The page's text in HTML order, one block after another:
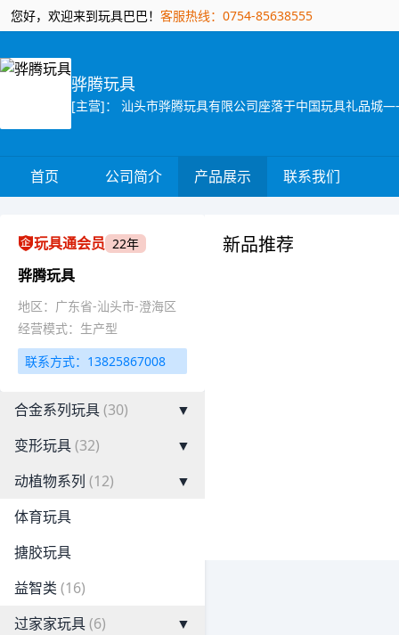
您好，欢迎来到玩具巴巴！ 客服热线：0754-85638555
骅腾玩具
首页 公司简介 产品展示 联系我们
玩具通会员 22年
骅腾玩具
地区：广东省-汕头市-澄海区
经营模式：生产型
联系方式：13825867008
合金系列玩具(30)
▼
变形玩具(32)
▼
动植物系列 (12)
▼
体育玩具
搪胶玩具
益智类 (16)
过家家玩具(6)
▼
新品推荐